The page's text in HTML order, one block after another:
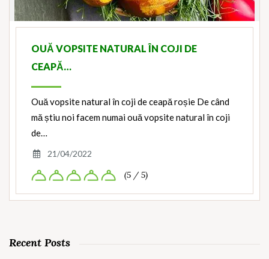
OUĂ VOPSITE NATURAL ÎN COJI DE
CEAPĂ…
Ouă vopsite natural în coji de ceapă roșie De când
mă știu noi facem numai ouă vopsite natural în coji
de…
21/04/2022
(5 / 5)
Recent Posts